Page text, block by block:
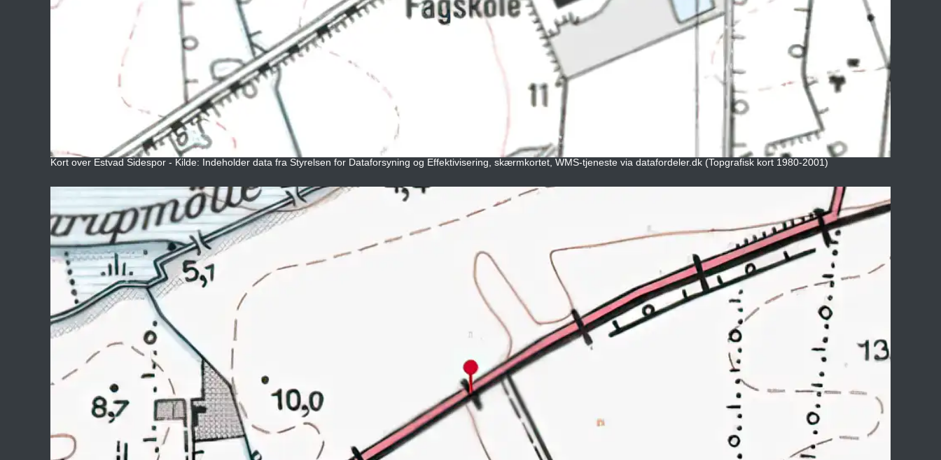
Kort over Estvad Sidespor - Kilde: Indeholder data fra Styrelsen for Dataforsyning og Effektivisering, skærmkortet, WMS-tjeneste via datafordeler.dk (Topgrafisk kort 1980-2001)